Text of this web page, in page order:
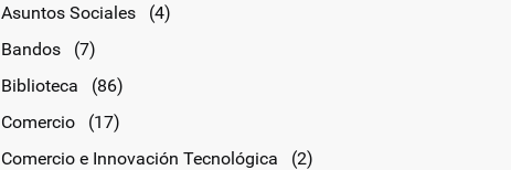
Asuntos Sociales
(4)
Bandos
(7)
Biblioteca
(86)
Comercio
(17)
Comercio e Innovación Tecnológica
(2)